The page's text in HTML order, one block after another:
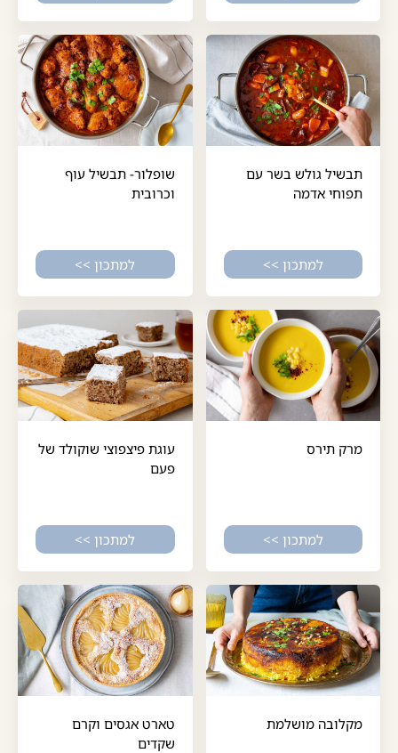
תבשיל גולש בשר עם
תפוחי אדמה
למתכון >>
שופלור- תבשיל עוף
וכרובית
למתכון >>
מרק תירס
למתכון >>
עוגת פיצפוצי שוקולד של
פעם
למתכון >>
מקלובה מושלמת
טארט אגסים וקרם
שקדים